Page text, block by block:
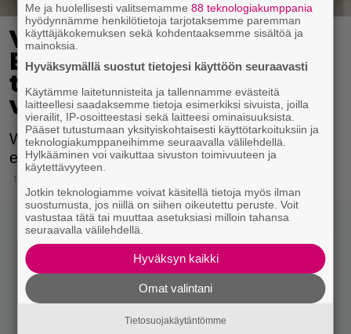
Voisiko apinarokko levitä
Euroopassa? Euroopan
tautienehkäisy- ja
valvontakeskus linjaa
WHO on julistanut nyt käynnissä olevan
epidemian kansainväliseksi terveysuhaksi.
19.8.2024 13:15
Me ja huolellisesti valitsemamme88 teknologiakumppania
hyödynnämme henkilötietoja tarjotaksemme paremman
käyttäjäkokemuksen sekä kohdentaaksemme sisältöä ja
mainoksia.
Hyväksymällä suostut tietojesi käyttöön seuraavasti
Käytämme laitetunnisteita ja tallennamme evästeitä
laitteellesi saadaksemme tietoja esimerkiksi sivuista, joilla
vierailit, IP-osoitteestasi sekä laitteesi ominaisuuksista.
Pääset tutustumaan yksityiskohtaisesti käyttötarkoituksiin ja
teknologiakumppaneihimme seuraavalla välilehdellä.
Hylkääminen voi vaikuttaa sivuston toimivuuteen ja
käytettävyyteen.
Jotkin teknologiamme voivat käsitellä tietoja myös ilman
suostumusta, jos niillä on siihen oikeutettu peruste. Voit
vastustaa tätä tai muuttaa asetuksiasi milloin tahansa
seuraavalla välilehdellä.
Hyväksyn kaikki
Omat valintani
Tietosuojakäytäntömme